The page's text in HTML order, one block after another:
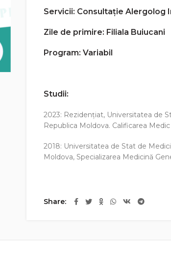
Servicii: Consultație Alergolog
Zile de primire: Filiala Buiucani
Program: Variabil
Studii:
2023: Rezidențiat, Universitatea de
Republica Moldova. Calificarea
2018: Universitatea de Stat de
Moldova, Specializarea Medicină
Share